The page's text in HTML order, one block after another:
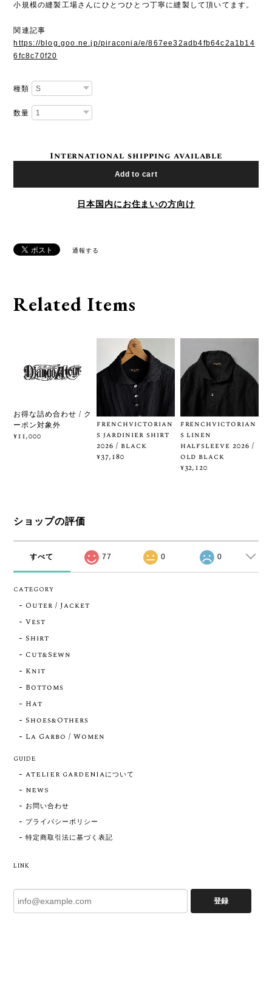
小規模の縫製工場さんにひとつひとつ丁寧に縫製して頂いてます。
関連記事
https://blog.goo.ne.jp/piraconia/e/867ee32adb4fb64c2a1b14
6fc8c70f20
種類
数量
International shipping available
Add to cart
日本国内にお住まいの方向け
通報する
Related Items
お得な詰め合わせ / ク
ーポン対象外
¥11,000
frenchvictorian
s jardinier shirt
2026 / black
¥37,180
frenchvictorian
s linen
halfsleeve 2026 /
old black
¥32,120
ショップの評価
すべて 77 0 0
CATEGORY
Outer / Jacket
Vest
Shirt
Cut&Sewn
Knit
Bottoms
Hat
Shoes&Others
La Garbo / Women
GUIDE
ATELIER GARDENIAについて
NEWS
お問い合わせ
プライバシーポリシー
特定商取引法に基づく表記
LINK
登録